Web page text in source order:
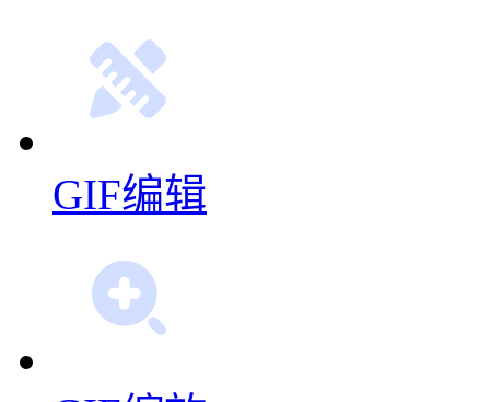
GIF编辑